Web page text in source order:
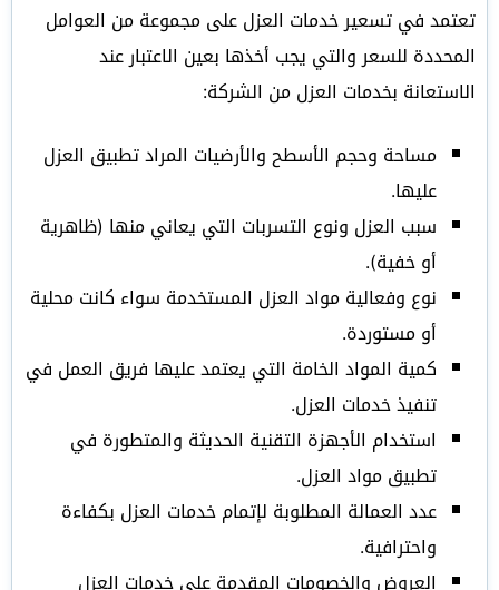
تعتمد في تسعير خدمات العزل على مجموعة من العوامل
المحددة للسعر والتي يجب أخذها بعين الاعتبار عند
الاستعانة بخدمات العزل من الشركة:
مساحة وحجم الأسطح والأرضيات المراد تطبيق العزل
عليها.
سبب العزل ونوع التسربات التي يعاني منها (ظاهرية
أو خفية).
نوع وفعالية مواد العزل المستخدمة سواء كانت محلية
أو مستوردة.
كمية المواد الخامة التي يعتمد عليها فريق العمل في
تنفيذ خدمات العزل.
استخدام الأجهزة التقنية الحديثة والمتطورة في
تطبيق مواد العزل.
عدد العمالة المطلوبة لإتمام خدمات العزل بكفاءة
واحترافية.
العروض والخصومات المقدمة على خدمات العزل